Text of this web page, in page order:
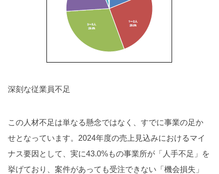
深刻な従業員不足
この人材不足は単なる懸念ではなく、すでに事業の足か
せとなっています。2024年度の売上見込みにおけるマイ
ナス要因として、実に43.0%もの事業所が「人手不足」を
挙げており、案件があっても受注できない「機会損失」